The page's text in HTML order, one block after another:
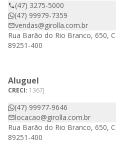
(47) 3275-5000
(47) 99979-7359
vendas@girolla.com.br
Rua Barão do Rio Branco, 650,
89251-400
Aluguel
CRECI: 1367J
(47) 99977-9646
locacao@girolla.com.br
Rua Barão do Rio Branco, 650,
89251-400